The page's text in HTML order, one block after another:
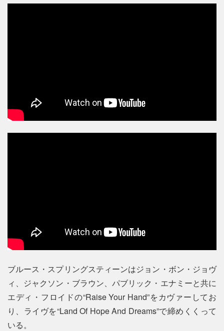
ブルース・スプリングスティーンはジョン・ボン・ジョヴ
ィ、ジャクソン・ブラウン、パブリック・エナミーと共に
エディ・フロイドの“Raise Your Hand”をカヴァーしてお
り、ライヴを“Land Of Hope And Dreams”で締めくくって
いる。